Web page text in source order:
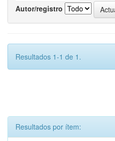
Autor/registro
Resultados 1-1 de 1.
Resultados por ítem: